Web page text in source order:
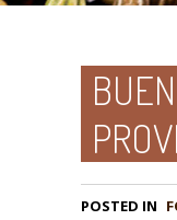
POSTED IN